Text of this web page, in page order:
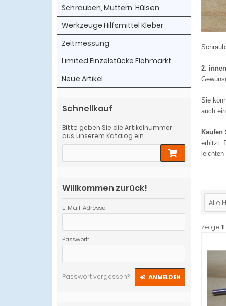
2.
Sie
auch
erhitzt.
Alle
Zeige 1
Schrauben, Muttern, Hülsen
Werkzeuge Hilfsmittel Kleber
Zeitmessung
Limited Einzelstücke Flohmarkt
Neue Artikel
Schnellkauf
Bitte geben Sie die Artikelnummer
aus unserem Katalog ein.
Willkommen zurück!
E-Mail-Adresse:
Passwort:
Passwort vergessen? ANMELDEN